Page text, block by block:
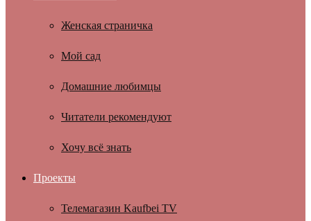
Женская страничка
Мой сад
Домашние любимцы
Читатели рекомендуют
Хочу всё знать
Проекты
Телемагазин Kaufbei TV